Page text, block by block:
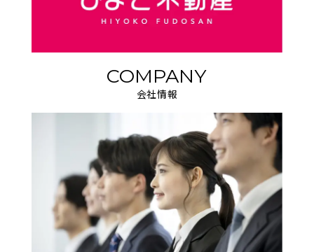
COMPANY
会社情報